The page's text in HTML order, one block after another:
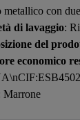
metallico con
di lavaggio:
del
economico
Marrone